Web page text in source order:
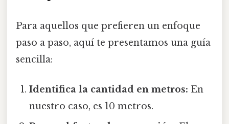
Para aquellos que prefieren un enfoque
paso a paso, aquí te presentamos una guía
sencilla:
Identifica la cantidad en metros: En
nuestro caso, es 10 metros.